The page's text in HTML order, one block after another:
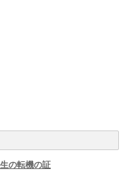
の転機の証